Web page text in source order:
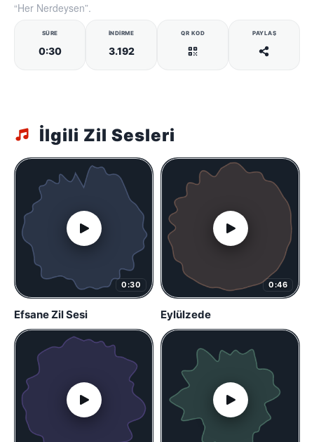
“Her Nerdeysen”.
SÜRE
0:30
İNDIRME
3.192
QR KOD PAYLAŞ
İlgili Zil Sesleri
0:30
Efsane Zil Sesi
0:46
Eylülzede